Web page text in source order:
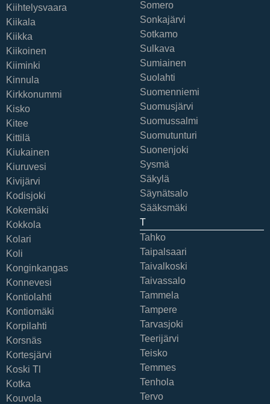
Kiihtelysvaara
Kiikala
Kiikka
Kiikoinen
Kiiminki
Kinnula
Kirkkonummi
Kisko
Kitee
Kittilä
Kiukainen
Kiuruvesi
Kivijärvi
Kodisjoki
Kokemäki
Kokkola
Kolari
Koli
Konginkangas
Konnevesi
Kontiolahti
Kontiomäki
Korpilahti
Korsnäs
Kortesjärvi
Koski Tl
Kotka
Kouvola
Somero
Sonkajärvi
Sotkamo
Sulkava
Sumiainen
Suolahti
Suomenniemi
Suomusjärvi
Suomussalmi
Suomutunturi
Suonenjoki
Sysmä
Säkylä
Säynätsalo
Sääksmäki
T
Tahko
Taipalsaari
Taivalkoski
Taivassalo
Tammela
Tampere
Tarvasjoki
Teerijärvi
Teisko
Temmes
Tenhola
Tervo